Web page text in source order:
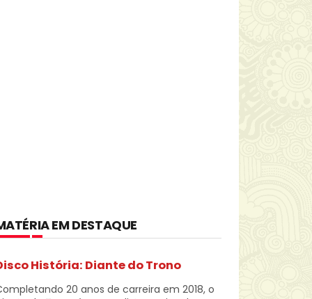
EM DESTAQUE
História: Diante do Trono
20 anos de carreira em 2018, o